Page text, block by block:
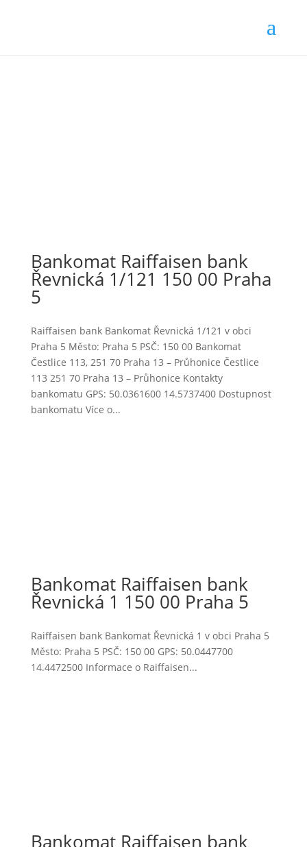
Bankomat Raiffaisen bank
Řevnická 1/121 150 00 Praha
5
Raiffaisen bank Bankomat Řevnická 1/121 v obci
Praha 5 Město: Praha 5 PSČ: 150 00 Bankomat
Čestlice 113, 251 70 Praha 13 – Průhonice Čestlice
113 251 70 Praha 13 – Průhonice Kontakty
bankomatu GPS: 50.0361600 14.5737400 Dostupnost
bankomatu Více o...
Bankomat Raiffaisen bank
Řevnická 1 150 00 Praha 5
Raiffaisen bank Bankomat Řevnická 1 v obci Praha 5
Město: Praha 5 PSČ: 150 00 GPS: 50.0447700
14.4472500 Informace o Raiffaisen...
Bankomat Raiffaisen bank